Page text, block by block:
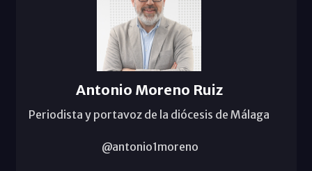
Antonio Moreno Ruiz
Periodista y portavoz de la diócesis de Málaga
@antonio1moreno